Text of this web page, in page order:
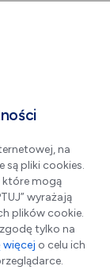
na
są pliki cookies.
które mogą
wyrażają
plików cookie.
zgodę tylko na
więcej o celu ich